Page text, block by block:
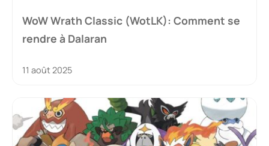
WoW Wrath Classic (WotLK): Comment se
rendre à Dalaran
11 août 2025